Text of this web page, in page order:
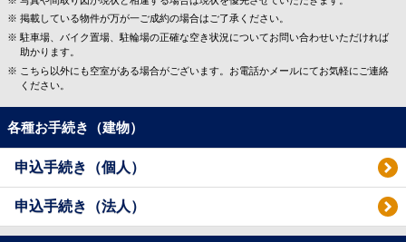
掲載している物件が万が一ご成約の場合はご了承ください。
駐車場、バイク置場、駐輪場の正確な空き状況についてお問い合わせいただければ
助かります。
こちら以外にも空室がある場合がございます。お電話かメールにてお気軽にご連絡
ください。
各種お手続き（建物）
申込手続き（個人）
申込手続き（法人）